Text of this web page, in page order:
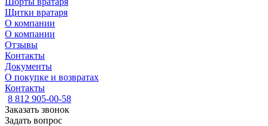
Щитки вратаря
О компании
О компании
Отзывы
Контакты
Документы
О покупке и возвратах
Контакты
8 812 905-00-58
Заказать звонок
Задать вопрос